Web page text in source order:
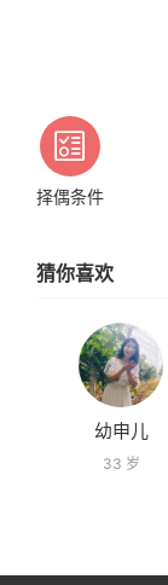
择偶条件
猜你喜欢
幼申儿
33 岁